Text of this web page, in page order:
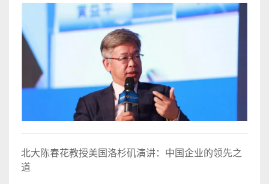
北大陈春花教授美国洛杉矶演讲：中国企业的领先之
道